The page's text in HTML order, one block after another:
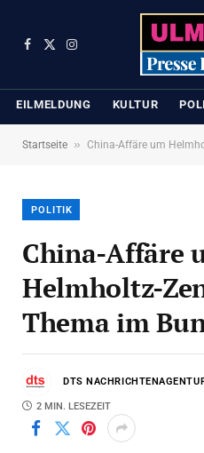
Facebook
X
Instagram
EILMELDUNG KULTUR
Startseite » China-Affäre um
POLITIK
China-Affäre
Helmholtz-
Thema im
DTS
2 MIN. LESEZEIT